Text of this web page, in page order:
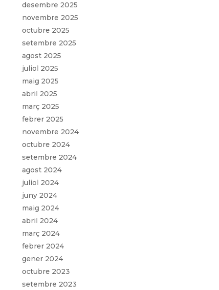
desembre 2025
novembre 2025
octubre 2025
setembre 2025
agost 2025
juliol 2025
maig 2025
abril 2025
març 2025
febrer 2025
novembre 2024
octubre 2024
setembre 2024
agost 2024
juliol 2024
juny 2024
maig 2024
abril 2024
març 2024
febrer 2024
gener 2024
octubre 2023
setembre 2023